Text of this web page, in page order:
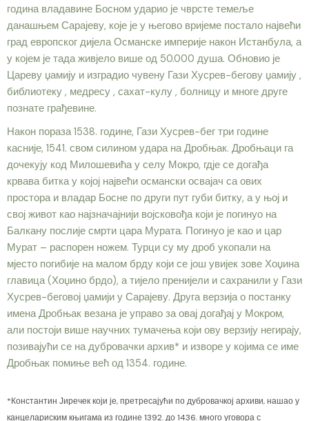
година владавине Босном ударио је чврсте темеље
данашњем Сарајеву, које је у његово вријеме постало највећи
град европског дијела Османске империје након Истанбула, а
у којем је тада живјело више од 50.000 душа. Обновио је
Цареву џамију и изградио чувену Гази Хусрев-бегову џамију ,
библиотеку , медресу , сахат-кулу , болницу и многе друге
познате грађевине.
Након пораза 1538. године, Гази Хусрев-бег три године
касније, 1541. свом силином удара на Дробњак. Дробњаци га
дочекују код Милошевића у селу Мокро, гдје се догађа
крвава битка у којој највећи османски освајач са ових
простора и владар Босне по други пут губи битку, а у њој и
свој живот као најзначајнији војсковођа који је погинуо на
Балкану послије смрти цара Мурата. Погинуо је као и цар
Мурат – распорен ножем. Турци су му дроб укопали на
мјесто погибије на малом брду који се још увијек зове Хоџина
главица (Хоџино брдо), а тијело пренијели и сахранили у Гази
Хусрев-беговој џамији у Сарајеву. Друга верзија о постанку
имена Дробњак везана је управо за овај догађај у Мокром,
али постоји више научних тумачења који ову верзију негирају,
позивајући се на дубровачки архив* и изворе у којима се име
Дробњак помиње већ од 1354. године.
*Константин Јиречек који је, претресајући по дубровачкој архиви, нашао у
канцелариским књигама из године 1392. до 1436. много уговора с